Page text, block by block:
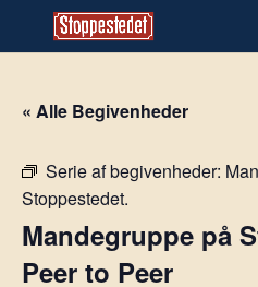
« Alle Begivenheder
Serie af begivenheder:
Stoppestedet.
Mandegruppe på
Peer to Peer